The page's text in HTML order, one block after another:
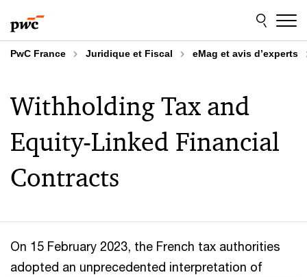
au
contenu
au
pied
dePwC France Juridique et Fiscal eMag et avis d’experts
Withholding Tax and
Equity-Linked Financial
Contracts
On 15 February 2023, the French tax authorities
adopted an unprecedented interpretation of